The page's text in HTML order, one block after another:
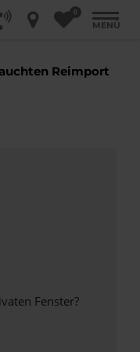
0
MENÜ
Reimport
Fenster?